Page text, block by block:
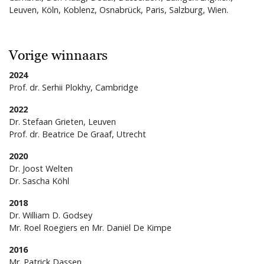
Leuven, Köln, Koblenz, Osnabrück, Paris, Salzburg, Wien.
Vorige winnaars
2024
Prof. dr. Serhii Plokhy, Cambridge
2022
Dr. Stefaan Grieten, Leuven
Prof. dr. Beatrice De Graaf, Utrecht
2020
Dr. Joost Welten
Dr. Sascha Köhl
2018
Dr. William D. Godsey
Mr. Roel Roegiers en Mr. Daniël De Kimpe
2016